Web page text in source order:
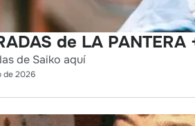
de LA
de Saiko aquí
de 2026